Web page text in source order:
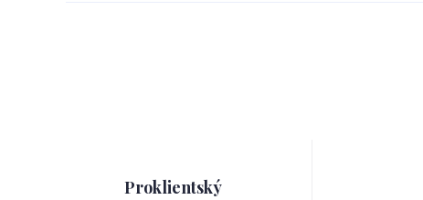
Proklientský